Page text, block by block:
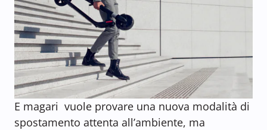
E magari vuole provare una nuova modalità di
spostamento attenta all’ambiente, ma